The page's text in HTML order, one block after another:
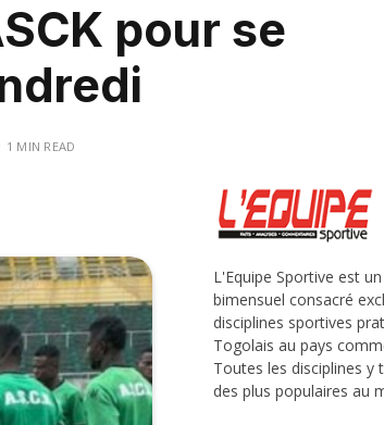
pour se
1 MIN READ
L'Equipe Sportive est
bimensuel consacré
disciplines sportives
Togolais au pays
Toutes les disciplines y
des plus populaires au